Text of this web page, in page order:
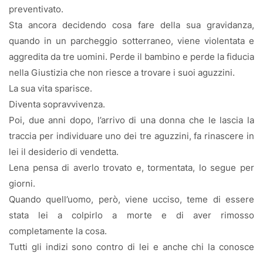
preventivato.
Sta ancora decidendo cosa fare della sua gravidanza,
quando in un parcheggio sotterraneo, viene violentata e
aggredita da tre uomini. Perde il bambino e perde la fiducia
nella Giustizia che non riesce a trovare i suoi aguzzini.
La sua vita sparisce.
Diventa sopravvivenza.
Poi, due anni dopo, l’arrivo di una donna che le lascia la
traccia per individuare uno dei tre aguzzini, fa rinascere in
lei il desiderio di vendetta.
Lena pensa di averlo trovato e, tormentata, lo segue per
giorni.
Quando quell’uomo, però, viene ucciso, teme di essere
stata lei a colpirlo a morte e di aver rimosso
completamente la cosa.
Tutti gli indizi sono contro di lei e anche chi la conosce